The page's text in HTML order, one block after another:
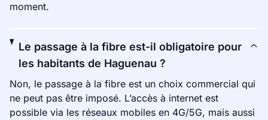
moment.
Le passage à la fibre est-il obligatoire pour
les habitants de Haguenau ?
Non, le passage à la fibre est un choix commercial qui
ne peut pas être imposé. L’accès à internet est
possible via les réseaux mobiles en 4G/5G, mais aussi